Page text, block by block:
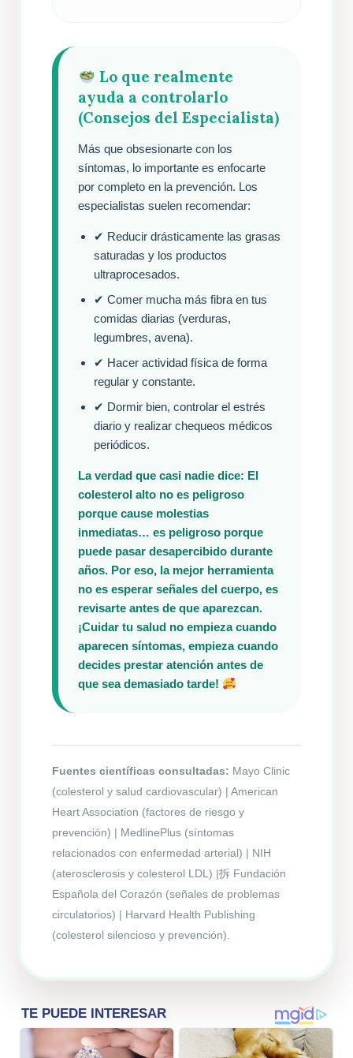
Lo que realmente
ayuda a controlarlo
(Consejos del Especialista)
Más que obsesionarte con los
síntomas, lo importante es enfocarte
por completo en la prevención. Los
especialistas suelen recomendar:
✔ Reducir drásticamente las grasas
saturadas y los productos
ultraprocesados.
✔ Comer mucha más fibra en tus
comidas diarias (verduras,
legumbres, avena).
✔ Hacer actividad física de forma
regular y constante.
✔ Dormir bien, controlar el estrés
diario y realizar chequeos médicos
periódicos.
La verdad que casi nadie dice: El
colesterol alto no es peligroso
porque cause molestias
inmediatas… es peligroso porque
puede pasar desapercibido durante
años. Por eso, la mejor herramienta
no es esperar señales del cuerpo, es
revisarte antes de que aparezcan.
¡Cuidar tu salud no empieza cuando
aparecen síntomas, empieza cuando
decides prestar atención antes de
que sea demasiado tarde!
Fuentes científicas consultadas: Mayo Clinic
(colesterol y salud cardiovascular) | American
Heart Association (factores de riesgo y
prevención) | MedlinePlus (síntomas
relacionados con enfermedad arterial) | NIH
(aterosclerosis y colesterol LDL) |拆 Fundación
Española del Corazón (señales de problemas
circulatorios) | Harvard Health Publishing
(colesterol silencioso y prevención).